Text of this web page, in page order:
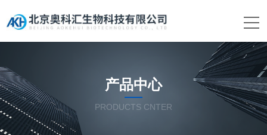
产品中心
PRODUCTS CNTER